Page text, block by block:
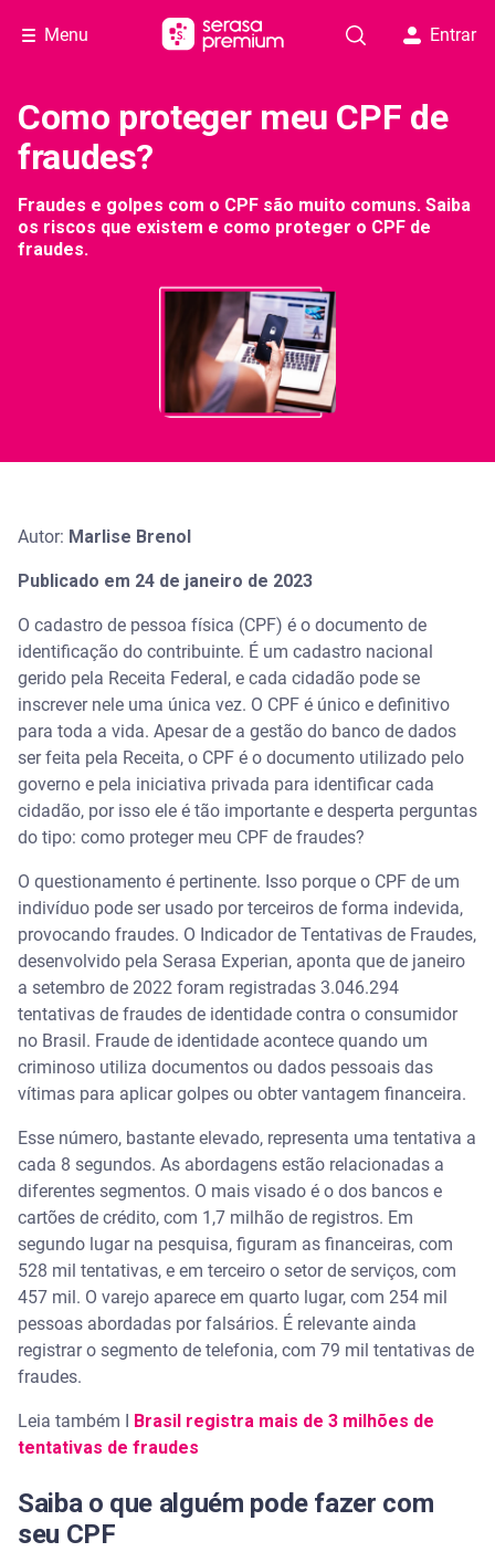
Menu Entrar
Como proteger meu CPF de
fraudes?
Fraudes e golpes com o CPF são muito comuns. Saiba
os riscos que existem e como proteger o CPF de
fraudes.
Autor: Marlise Brenol
Publicado em 24 de janeiro de 2023
O cadastro de pessoa física (CPF) é o documento de
identificação do contribuinte. É um cadastro nacional
gerido pela Receita Federal, e cada cidadão pode se
inscrever nele uma única vez. O CPF é único e definitivo
para toda a vida. Apesar de a gestão do banco de dados
ser feita pela Receita, o CPF é o documento utilizado pelo
governo e pela iniciativa privada para identificar cada
cidadão, por isso ele é tão importante e desperta perguntas
do tipo: como proteger meu CPF de fraudes?
O questionamento é pertinente. Isso porque o CPF de um
indivíduo pode ser usado por terceiros de forma indevida,
provocando fraudes. O Indicador de Tentativas de Fraudes,
desenvolvido pela Serasa Experian, aponta que de janeiro
a setembro de 2022 foram registradas 3.046.294
tentativas de fraudes de identidade contra o consumidor
no Brasil. Fraude de identidade acontece quando um
criminoso utiliza documentos ou dados pessoais das
vítimas para aplicar golpes ou obter vantagem financeira.
Esse número, bastante elevado, representa uma tentativa a
cada 8 segundos. As abordagens estão relacionadas a
diferentes segmentos. O mais visado é o dos bancos e
cartões de crédito, com 1,7 milhão de registros. Em
segundo lugar na pesquisa, figuram as financeiras, com
528 mil tentativas, e em terceiro o setor de serviços, com
457 mil. O varejo aparece em quarto lugar, com 254 mil
pessoas abordadas por falsários. É relevante ainda
registrar o segmento de telefonia, com 79 mil tentativas de
fraudes.
Leia também I
Brasil registra mais de 3 milhões de
tentativas de fraudes
Saiba o que alguém pode fazer com
seu CPF